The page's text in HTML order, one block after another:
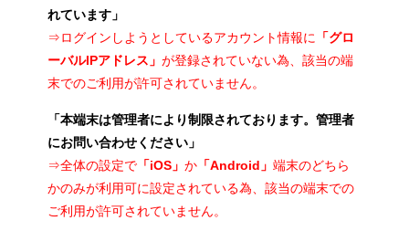
れています」
⇒ログインしようとしているアカウント情報に
「グロ
ーバルIPアドレス」 が登録されていない為、該当の端
末でのご利用が許可されていません。
「本端末は管理者により制限されております。管理者
にお問い合わせください」
⇒全体の設定で 「iOS」 か 「Android」 端末のどちら
かのみが利用可に設定されている為、該当の端末での
ご利用が許可されていません。